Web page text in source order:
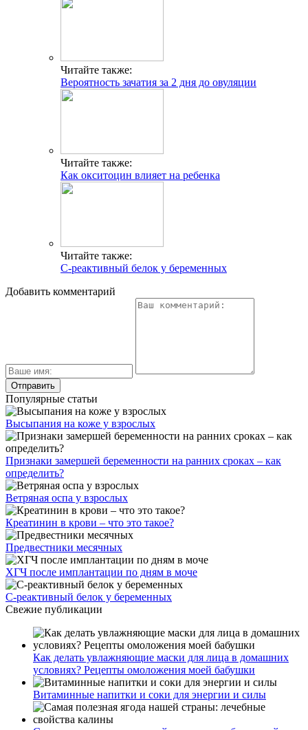
Читайте также:
Вероятность зачатия за 2 дня до овуляции
Читайте также:
Как окситоцин влияет на ребенка
Читайте также:
С-реактивный белок у беременных
Добавить комментарий
Популярные статьи
Высыпания на коже у взрослых
Признаки замершей беременности на ранних сроках – как
определить?
Ветряная оспа у взрослых
Креатинин в крови – что это такое?
Предвестники месячных
ХГЧ после имплантации по дням в моче
С-реактивный белок у беременных
Свежие публикации
Как делать увлажняющие маски для лица в домашних
условиях? Рецепты омоложения моей бабушки
Витаминные напитки и соки для энергии и силы